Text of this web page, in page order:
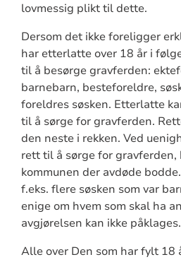
lovmessig plikt til dette.
Dersom det ikke foreligger
har etterlatte over 18 år i
til å besørge gravferden:
barnebarn, besteforeldre,
foreldres søsken. Etterlatte
til å sørge for gravferden.
den neste i rekken. Ved
rett til å sørge for gravferden,
kommunen der avdøde
f.eks. flere søsken som var
enige om hvem som skal ha
avgjørelsen kan ikke påklages.
Alle over Den som har fylt 18